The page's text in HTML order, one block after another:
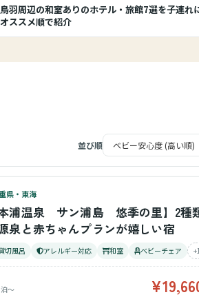
鳥羽周辺の和室ありのホテル・旅館7選を子連れ
オススメ順で紹介
並び順
ベビー
県・東海
本浦温泉 サン浦島 悠季の里】2種
泉と赤ちゃんプランが嬉しい宿
切風呂 アレルギー対応 和室 ベビーチェア +1
〜